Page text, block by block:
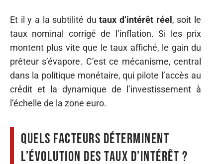
Et il y a la subtilité dutaux d’intérêt réel, soit le
taux nominal corrigé de l’inflation. Si les prix
montent plus vite que le taux affiché, le gain du
prêteur s’évapore. C’est ce mécanisme, central
dans la politique monétaire, qui pilote l’accès au
crédit et la dynamique de l’investissement à
l’échelle de la zone euro.
Quels facteurs déterminent
l’évolution des taux d’intérêt ?